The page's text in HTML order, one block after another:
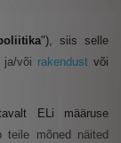
"), siis selle
ja/või rakendustvõi
ELi määruse
teile mõned näited